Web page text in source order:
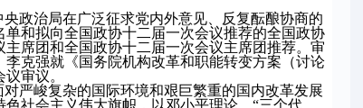
政治局在广泛征求党内外意见、反复酝酿协商的
和拟向全国政协十二届一次会议推荐的全国政协
席团和全国政协十二届一次会议主席团推荐。审
克强就《国务院机构改革和职能转变方案（讨论
审议。
严峻复杂的国际环境和艰巨繁重的国内改革发展
社会主义伟大旗帜，以邓小平理论、“三个代